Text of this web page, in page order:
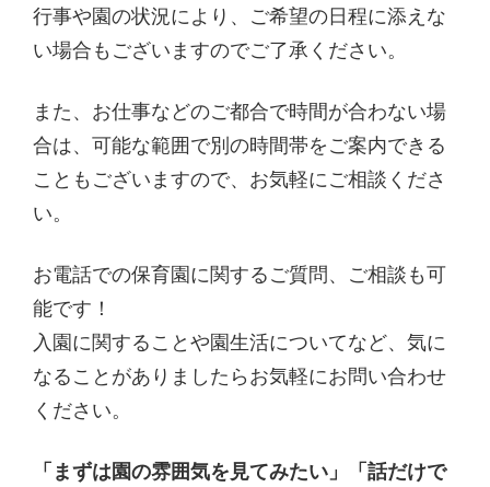
行事や園の状況により、ご希望の日程に添えな
い場合もございますのでご了承ください。
また、お仕事などのご都合で時間が合わない場
合は、可能な範囲で別の時間帯をご案内できる
こともございますので、お気軽にご相談くださ
い。
お電話での保育園に関するご質問、ご相談も可
能です！
入園に関することや園生活についてなど、気に
なることがありましたらお気軽にお問い合わせ
ください。
「まずは園の雰囲気を見てみたい」「話だけで